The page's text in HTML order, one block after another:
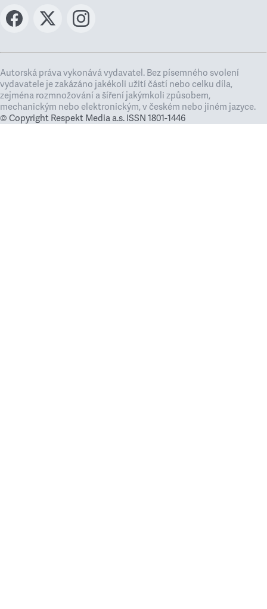
Autorská práva vykonává vydavatel. Bez písemného svolení
vydavatele je zakázáno jakékoli užití částí nebo celku díla,
zejména rozmnožování a šíření jakýmkoli způsobem,
mechanickým nebo elektronickým, v českém nebo jiném jazyce.
© Copyright Respekt Media a.s. ISSN 1801-1446